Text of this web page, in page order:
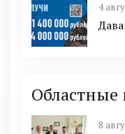
4
Областные
8